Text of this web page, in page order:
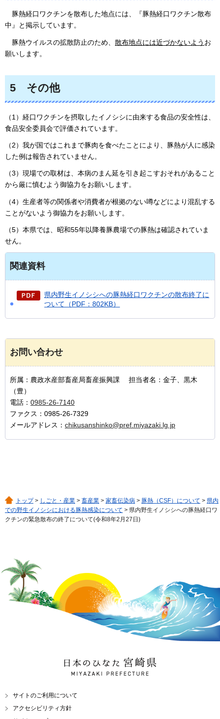
豚熱経口ワクチンを散布した地点には、『豚熱経口ワクチン散布
中』と掲示しています。
豚熱ウイルスの拡散防止のため、 散布地点には近づかないよう お
願いします。
5 その他
（1）経口ワクチンを摂取したイノシシに由来する食品の安全性は、
食品安全委員会で評価されています。
（2）我が国ではこれまで豚肉を食べたことにより、豚熱が人に感染
した例は報告されていません。
（3）現場での取材は、本病のまん延を引き起こすおそれがあること
から厳に慎むよう御協力をお願いします。
（4）生産者等の関係者や消費者が根拠のない噂などにより混乱する
ことがないよう御協力をお願いします。
（5）本県では、昭和55年以降養豚農場での豚熱は確認されていま
せん。
関連資料
県内野生イノシシへの豚熱経口ワクチンの散布終了に
ついて（PDF：802KB）
お問い合わせ
所属：農政水産部畜産局畜産振興課 担当者名：金子、黒木
（豊）
電話： 0985-26-7140
ファクス：0985-26-7329
メールアドレス： chikusanshinko@pref.miyazaki.lg.jp
トップ> しごと・産業 > 畜産業 > 家畜伝染病 > 豚熱（CSF）について > 県内
での野生イノシシにおける豚熱感染について > 県内野生イノシシへの豚熱経口ワ
クチンの緊急散布の終了について(令和8年2月27日)
日本のひなた 宮崎県
MIYAZAKI PREFECTURE
サイトのご利用について
アクセシビリティ方針